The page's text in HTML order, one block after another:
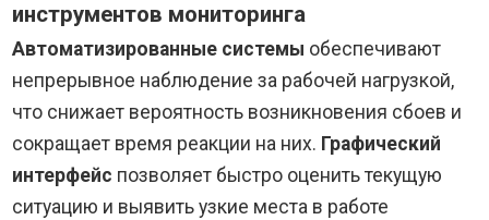
инструментов мониторинга
Автоматизированные системы обеспечивают
непрерывное наблюдение за рабочей нагрузкой,
что снижает вероятность возникновения сбоев и
сокращает время реакции на них. Графический
интерфейс позволяет быстро оценить текущую
ситуацию и выявить узкие места в работе